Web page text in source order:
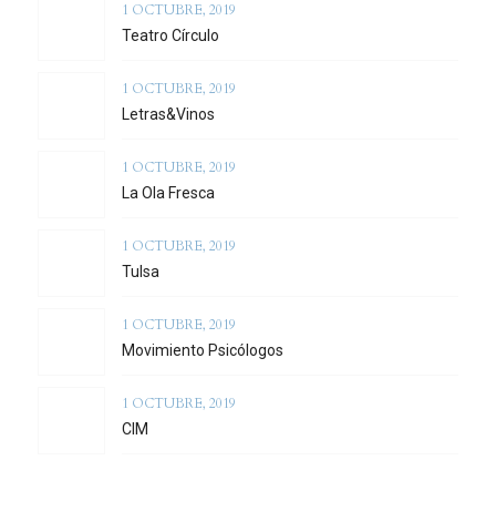
1 OCTUBRE, 2019
Teatro Círculo
1 OCTUBRE, 2019
Letras&Vinos
1 OCTUBRE, 2019
La Ola Fresca
1 OCTUBRE, 2019
Tulsa
1 OCTUBRE, 2019
Movimiento Psicólogos
1 OCTUBRE, 2019
CIM